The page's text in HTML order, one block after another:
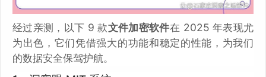
经过亲测，以下 9 款文件加密软件在 2025 年表现尤
为出色，它们凭借强大的功能和稳定的性能，为我们
的数据安全保驾护航。